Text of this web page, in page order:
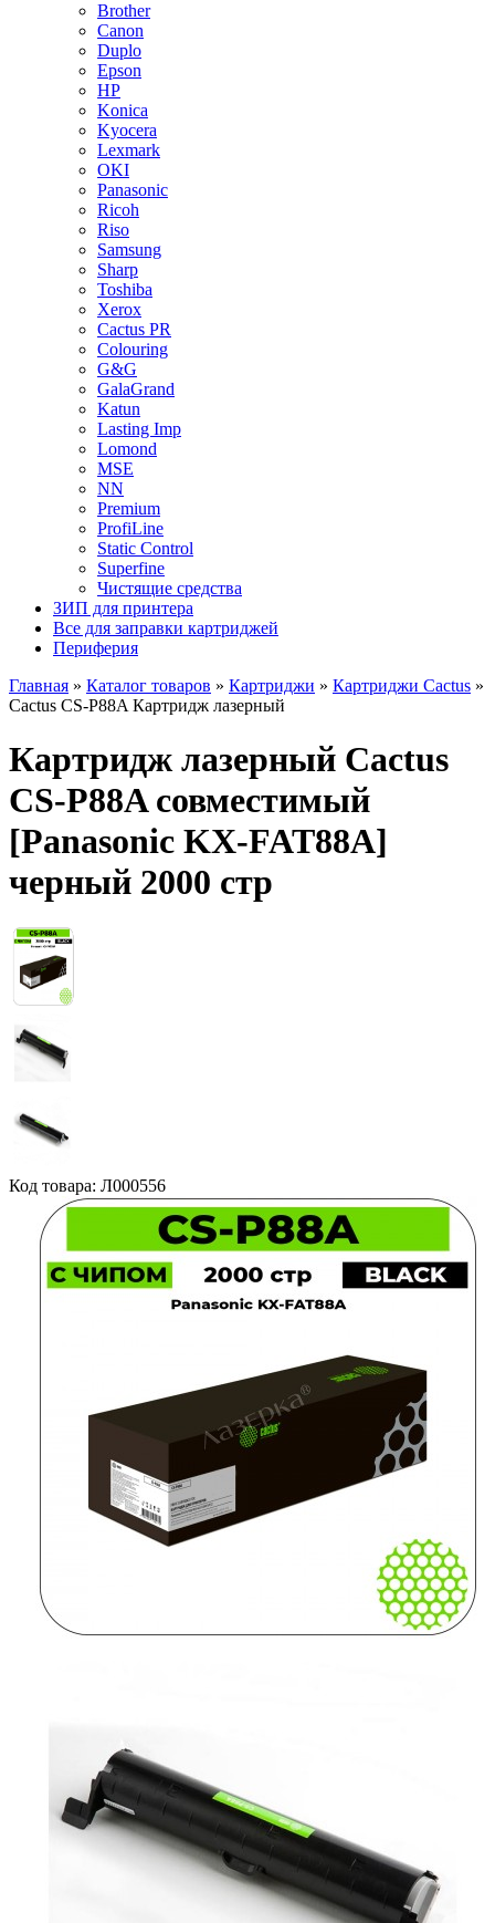
Brother
Canon
Duplo
Epson
HP
Konica
Kyocera
Lexmark
OKI
Panasonic
Ricoh
Riso
Samsung
Sharp
Toshiba
Xerox
Cactus PR
Colouring
G&G
GalaGrand
Katun
Lasting Imp
Lomond
MSE
NN
Premium
ProfiLine
Static Control
Superfine
Чистящие средства
ЗИП для принтера
Все для заправки картриджей
Периферия
Главная » Каталог товаров » Картриджи » Картриджи Cactus »
Cactus CS-P88A Картридж лазерный
Картридж лазерный Cactus
CS-P88A совместимый
[Panasonic KX-FAT88A]
черный 2000 стр
Код товара: Л000556